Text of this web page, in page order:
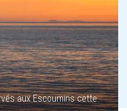
aux Escoumins cette